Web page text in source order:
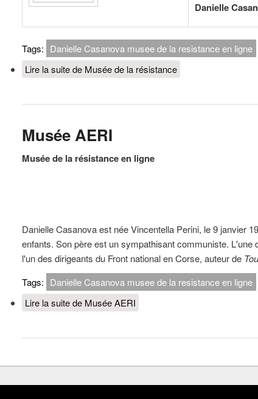
Danielle
Tags: Danielle Casanova musee de la resistance en ligne
Lire la suitede Musée de la résistance
Musée AERI
Musée de la résistance en ligne
Danielle Casanova est née Vincentella Perini, le 9 janvier
enfants. Son père est un sympathisant communiste.
l'un des dirigeants du Front national en Corse, auteur de
Tags: Danielle Casanova musee de la resistance en ligne
Lire la suitede Musée AERI